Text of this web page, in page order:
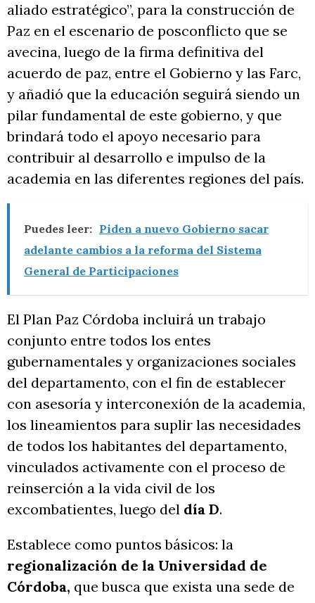
aliado estratégico”, para la construcción de
Paz en el escenario de posconflicto que se
avecina, luego de la firma definitiva del
acuerdo de paz, entre el Gobierno y las Farc,
y añadió que la educación seguirá siendo un
pilar fundamental de este gobierno, y que
brindará todo el apoyo necesario para
contribuir al desarrollo e impulso de la
academia en las diferentes regiones del país.
Puedes leer: Piden a nuevo Gobierno sacar
adelante cambios a la reforma del Sistema
General de Participaciones
El Plan Paz Córdoba incluirá un trabajo
conjunto entre todos los entes
gubernamentales y organizaciones sociales
del departamento, con el fin de establecer
con asesoría y interconexión de la academia,
los lineamientos para suplir las necesidades
de todos los habitantes del departamento,
vinculados activamente con el proceso de
reinserción a la vida civil de los
excombatientes, luego del día D.
Establece como puntos básicos: la
regionalización de la Universidad de
Córdoba, que busca que exista una sede de